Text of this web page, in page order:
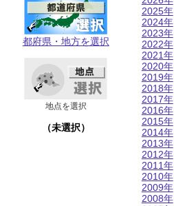
都府県・地方を選択
地点を選択
（未選択）
2025年
2024年
2023年
2022年
2021年
2020年
2019年
2018年
2017年
2016年
2015年
2014年
2013年
2012年
2011年
2010年
2009年
2008年